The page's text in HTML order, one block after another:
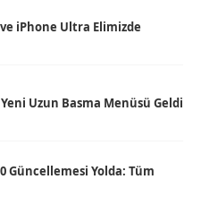
iPhone Ultra Elimizde
Yeni Uzun Basma Menüsü Geldi
Güncellemesi Yolda: Tüm